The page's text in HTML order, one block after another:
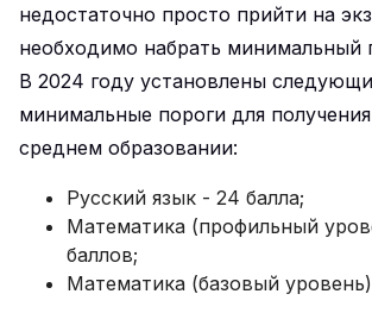
недостаточно просто прийти на
необходимо набрать минимальный
В 2024 году установлены
минимальные пороги для получения
среднем образовании:
Русский язык - 24 балла;
Математика (профильный
баллов;
Математика (базовый